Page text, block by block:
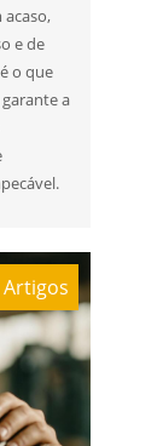
e de
o que
a
Artigos